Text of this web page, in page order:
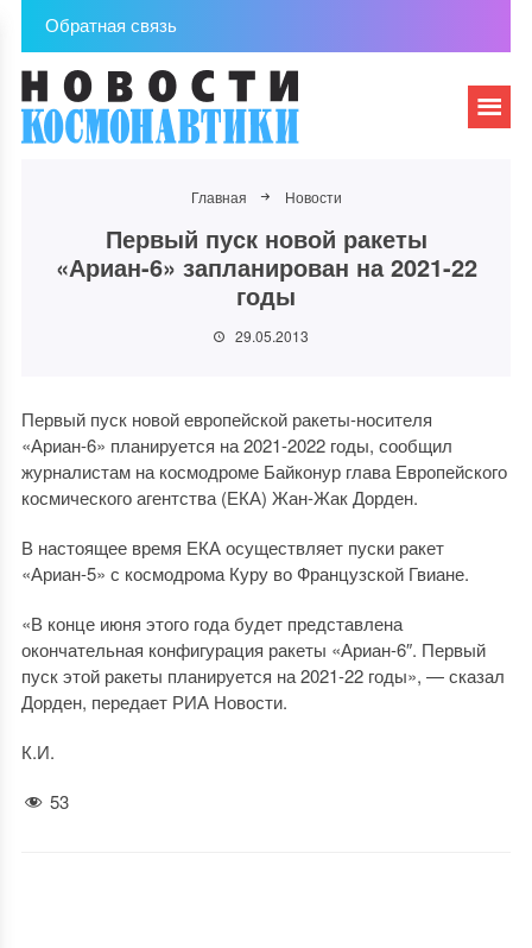
Обратная связь
Главная Новости
Первый пуск новой ракеты
«Ариан-6» запланирован на 2021-22
годы
29.05.2013
Первый пуск новой европейской ракеты-носителя
«Ариан-6» планируется на 2021-2022 годы, сообщил
журналистам на космодроме Байконур глава Европейского
космического агентства (ЕКА) Жан-Жак Дорден.
В настоящее время ЕКА осуществляет пуски ракет
«Ариан-5» с космодрома Куру во Французской Гвиане.
«В конце июня этого года будет представлена
окончательная конфигурация ракеты «Ариан-6″. Первый
пуск этой ракеты планируется на 2021-22 годы», — сказал
Дорден, передает РИА Новости.
К.И.
53